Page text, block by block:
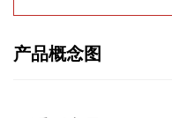
产品概念图